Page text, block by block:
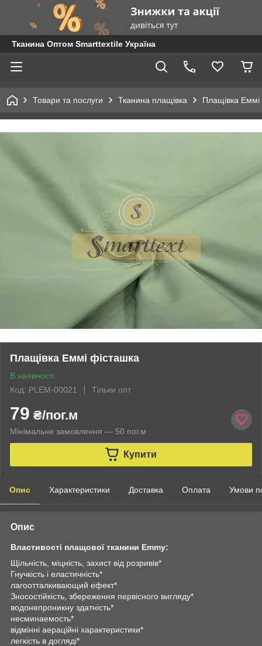
Тканина Оптом Smarttextile Україна
Товари та послуги Тканина плащівка Плащівка Еммі
Плащівка Еммі фісташка
В наявності
Код: PLEM-00021
Тільки опт
79 ₴/пог.м
Мінімальне замовлення — 50 пог.м
Купити
Опис Характеристики Доставка Оплата Умови
Опис
Властивості плащової тканини Emmy:
Щільність, міцність, захист від розривів*
Гнучкість і еластичність*
лагоотталкивающий ефект*
Зносостійкість, збереження первісного вигляду*
водонепроникну здатність*
несминаемость*
відмінні аераційні характеристики*
легкість в догляді*